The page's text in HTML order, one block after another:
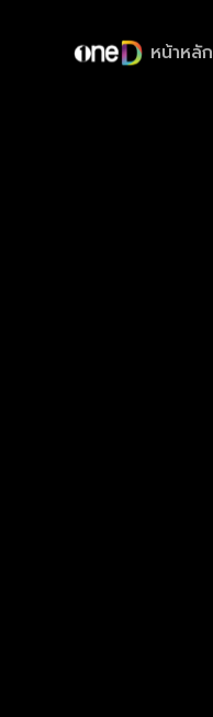
หน้าหลัก